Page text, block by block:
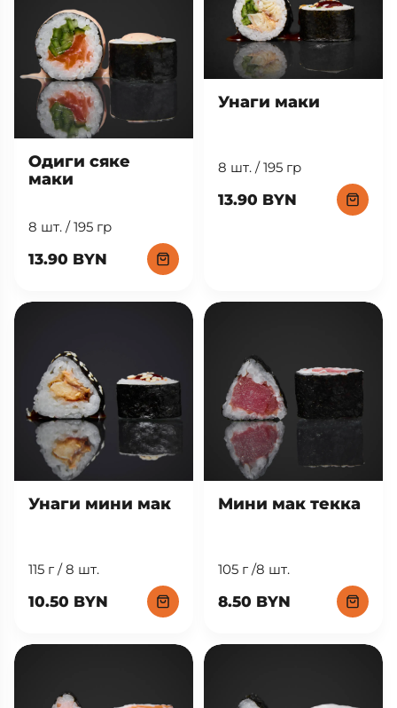
Одиги сяке
маки
8 шт. / 195 гр
13.90 BYN
Унаги маки
8 шт. / 195 гр
13.90 BYN
Унаги мини мак
115 г / 8 шт.
10.50 BYN
Мини мак текка
105 г /8 шт.
8.50 BYN